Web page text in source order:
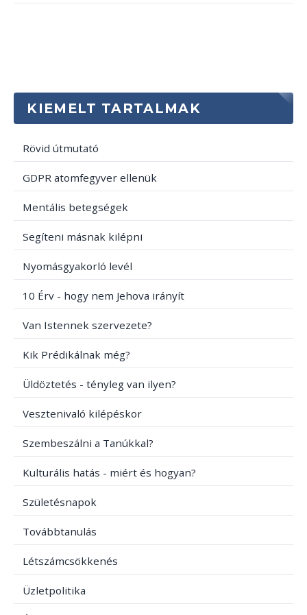
KIEMELT TARTALMAK
Rövid útmutató
GDPR atomfegyver ellenük
Mentális betegségek
Segíteni másnak kilépni
Nyomásgyakorló levél
10 Érv - hogy nem Jehova irányít
Van Istennek szervezete?
Kik Prédikálnak még?
Üldöztetés - tényleg van ilyen?
Vesztenivaló kilépéskor
Szembeszálni a Tanúkkal?
Kulturális hatás - miért és hogyan?
Születésnapok
Továbbtanulás
Létszámcsökkenés
Üzletpolitika